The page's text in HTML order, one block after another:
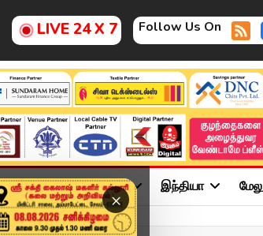
LIVE 24 X 7 Follow Us On
×
அரசியல் விளையாட்டு இந்தியா